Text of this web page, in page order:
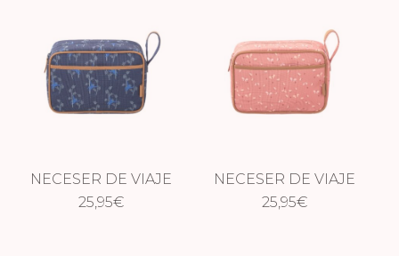
NECESER DE VIAJE
IMPERMEABLE
25,95€
NECESER DE VIAJE
IMPERMEABLE
25,95€